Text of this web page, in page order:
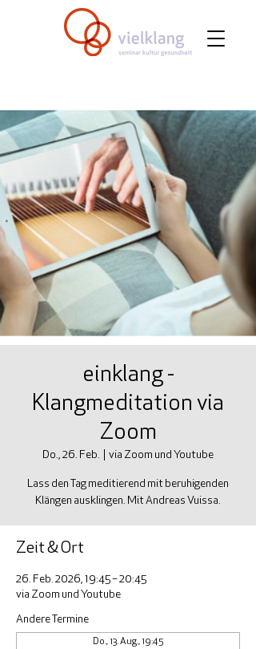
einklang -
Klangmeditation via
Zoom
Do., 26. Feb. via Zoom und Youtube
Lass den Tag meditierend mit beruhigenden
Klängen ausklingen. Mit Andreas Vuissa.
Zeit & Ort
26. Feb. 2026, 19:45 – 20:45
via Zoom und Youtube
Andere Termine
Do., 13. Aug., 19:45